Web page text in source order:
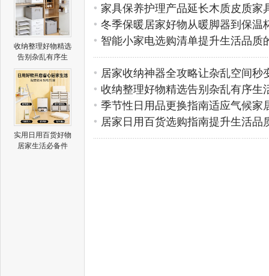
收纳整理好物精选
告别杂乱有序生
实用日用百货好物
居家生活必备件
家具保养护理产品延长木质皮质家
冬季保暖居家好物从暖脚器到保温
智能小家电选购清单提升生活品质
居家收纳神器全攻略让杂乱空间秒
收纳整理好物精选告别杂乱有序生
季节性日用品更换指南适应气候家
居家日用百货选购指南提升生活品